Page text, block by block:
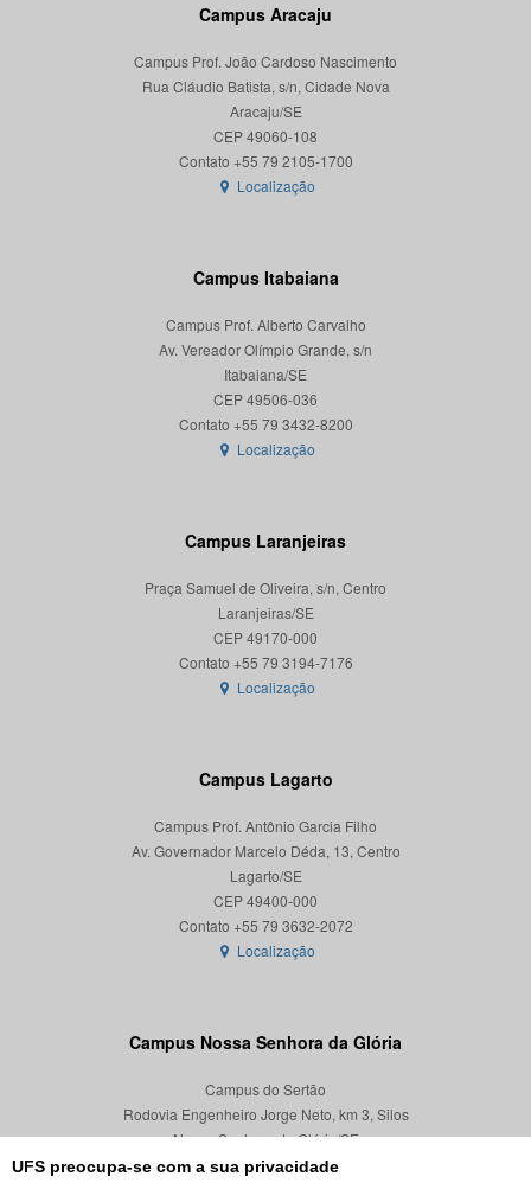
UFS preocupa-se com a sua privacidade
Campus Aracaju
Campus Prof. João Cardoso Nascimento
Rua Cláudio Batista, s/n, Cidade Nova
Aracaju/SE
CEP 49060-108
Localização
Campus Itabaiana
Campus Prof. Alberto Carvalho
Av. Vereador Olímpio Grande, s/n
Itabaiana/SE
CEP 49506-036
Localização
Campus Laranjeiras
Praça Samuel de Oliveira, s/n, Centro
Laranjeiras/SE
CEP 49170-000
Localização
Campus Lagarto
Campus Prof. Antônio Garcia Filho
Av. Governador Marcelo Déda, 13, Centro
Lagarto/SE
CEP 49400-000
Localização
Campus Nossa Senhora da Glória
Campus do Sertão
Rodovia Engenheiro Jorge Neto, km 3, Silos
Nossa Senhora da Glória/SE
CEP 49680-000